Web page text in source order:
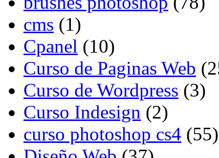
cms (1)
Cpanel (10)
Curso de Paginas Web
Curso de Wordpress (3)
Curso Indesign (2)
curso photoshop cs4 (55)